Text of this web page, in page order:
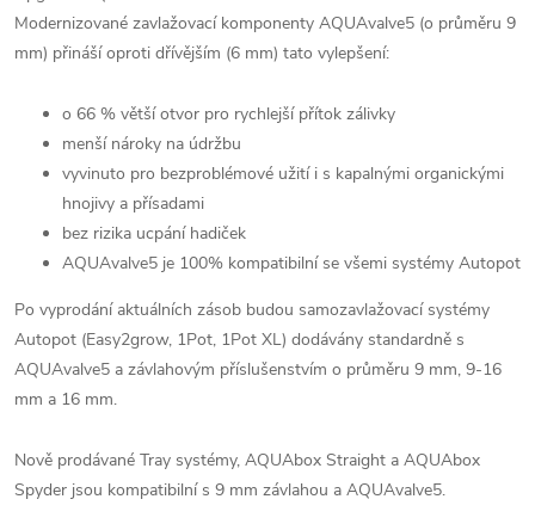
Modernizované zavlažovací komponenty AQUAvalve5 (o průměru 9
mm) přináší oproti dřívějším (6 mm) tato vylepšení:
o 66 % větší otvor pro rychlejší přítok zálivky
menší nároky na údržbu
vyvinuto pro bezproblémové užití i s kapalnými organickými
hnojivy a přísadami
bez rizika ucpání hadiček
AQUAvalve5 je 100% kompatibilní se všemi systémy Autopot
Po vyprodání aktuálních zásob budou samozavlažovací systémy
Autopot (Easy2grow, 1Pot, 1Pot XL) dodávány standardně s
AQUAvalve5 a závlahovým příslušenstvím o průměru 9 mm, 9-16
mm a 16 mm.
Nově prodávané Tray systémy, AQUAbox Straight a AQUAbox
Spyder jsou kompatibilní s 9 mm závlahou a AQUAvalve5.